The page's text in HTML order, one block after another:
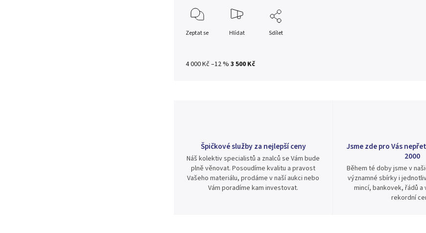
4 000 Kč–12 % 3 500 Kč
Zeptat se Hlídat Sdílet
Špičkové služby za nejlepší ceny
Náš kolektiv specialistů a znalců se Vám bude
plně věnovat. Posoudíme kvalitu a pravost
Vašeho materiálu, prodáme v naší aukci nebo
Vám poradíme kam investovat.
Jsme zde pro Vás
2000
Během té doby jsme v
významné sbírky i
mincí, bankovek, řádů a
rekordní